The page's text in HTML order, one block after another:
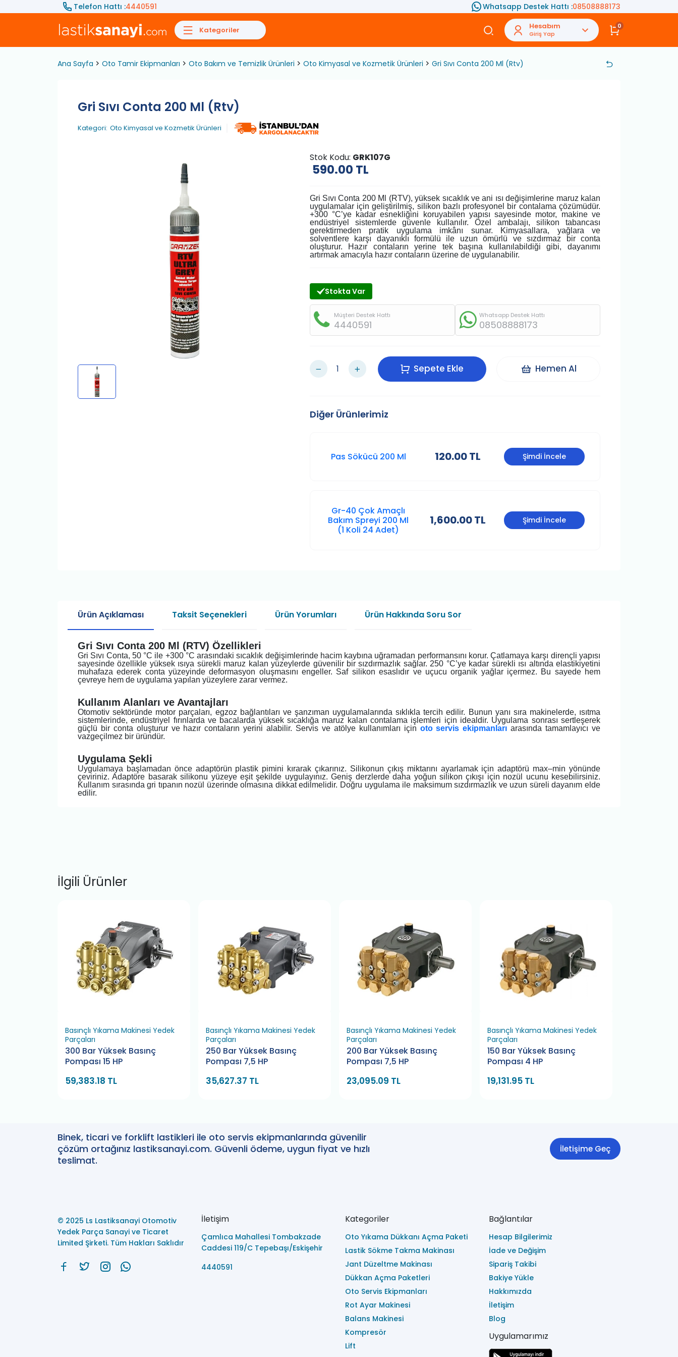
Telefon Hattı :4440591 Whatsapp Destek Hattı :08508888173
Kategoriler Hesabım
Giriş Yap
0
Ana Sayfa Oto Tamir Ekipmanları Oto Bakım ve Temizlik Ürünleri Oto Kimyasal ve Kozmetik Ürünleri Gri Sıvı Conta 200 Ml (Rtv)
Gri Sıvı Conta 200 Ml (Rtv)
Kategori: Oto Kimyasal ve Kozmetik Ürünleri
Stok Kodu: GRK107G
590.00 TL
Gri Sıvı Conta 200 Ml (RTV), yüksek sıcaklık ve ani ısı değişimlerine maruz kalan
uygulamalar için geliştirilmiş, silikon bazlı profesyonel bir contalama çözümüdür.
+300 °C’ye kadar esnekliğini koruyabilen yapısı sayesinde motor, makine ve
endüstriyel sistemlerde güvenle kullanılır. Özel ambalajı, silikon tabancası
gerektirmeden pratik uygulama imkânı sunar. Kimyasallara, yağlara ve
solventlere karşı dayanıklı formülü ile uzun ömürlü ve sızdırmaz bir conta
oluşturur. Hazır contaların yerine tek başına kullanılabildiği gibi, dayanımı
artırmak amacıyla hazır contaların üzerine de uygulanabilir.
Stokta Var
Müşteri Destek Hattı
4440591
Whatsapp Destek Hattı
08508888173
Sepete Ekle Hemen Al
Diğer Ürünlerimiz
Pas Sökücü 200 Ml 120.00 TL Şimdi İncele
Gr-40 Çok Amaçlı
Bakım Spreyi 200 Ml
(1 Koli 24 Adet)
1,600.00 TL Şimdi İncele
Ürün Açıklaması Taksit Seçenekleri Ürün Yorumları Ürün Hakkında Soru Sor
Gri Sıvı Conta 200 Ml (RTV) Özellikleri
Gri Sıvı Conta, 50 °C ile +300 °C arasındaki sıcaklık değişimlerinde hacim kaybına uğramadan performansını korur. Çatlamaya karşı dirençli yapısı
sayesinde özellikle yüksek ısıya sürekli maruz kalan yüzeylerde güvenilir bir sızdırmazlık sağlar. 250 °C’ye kadar sürekli ısı altında elastikiyetini
muhafaza ederek conta yüzeyinde deformasyon oluşmasını engeller. Saf silikon esaslıdır ve uçucu organik yağlar içermez. Bu sayede hem
çevreye hem de uygulama yapılan yüzeylere zarar vermez.
Kullanım Alanları ve Avantajları
Otomotiv sektöründe motor parçaları, egzoz bağlantıları ve şanzıman uygulamalarında sıklıkla tercih edilir. Bunun yanı sıra makinelerde, ısıtma
sistemlerinde, endüstriyel fırınlarda ve bacalarda yüksek sıcaklığa maruz kalan contalama işlemleri için idealdir. Uygulama sonrası sertleşerek
güçlü bir conta oluşturur ve hazır contaların yerini alabilir. Servis ve atölye kullanımları için oto servis ekipmanları arasında tamamlayıcı ve
vazgeçilmez bir üründür.
Uygulama Şekli
Uygulamaya başlamadan önce adaptörün plastik pimini kırarak çıkarınız. Silikonun çıkış miktarını ayarlamak için adaptörü max–min yönünde
çeviriniz. Adaptöre basarak silikonu yüzeye eşit şekilde uygulayınız. Geniş derzlerde daha yoğun silikon çıkışı için nozül ucunu kesebilirsiniz.
Kullanım sırasında gri tıpanın nozül üzerinde olmasına dikkat edilmelidir. Doğru uygulama ile maksimum sızdırmazlık ve uzun süreli dayanım elde
edilir.
İlgili Ürünler
Basınçlı Yıkama Makinesi Yedek
Parçaları
300 Bar Yüksek Basınç
Pompası 15 HP
59,383.18 TL
Basınçlı Yıkama Makinesi Yedek
Parçaları
250 Bar Yüksek Basınç
Pompası 7,5 HP
35,627.37 TL
Basınçlı Yıkama Makinesi Yedek
Parçaları
200 Bar Yüksek Basınç
Pompası 7,5 HP
23,095.09 TL
Basınçlı Yıkama Makinesi Yedek
Parçaları
150 Bar Yüksek Basınç
Pompası 4 HP
19,131.95 TL
Binek, ticari ve forklift lastikleri ile oto servis ekipmanlarında güvenilir
çözüm ortağınız lastiksanayi.com. Güvenli ödeme, uygun fiyat ve hızlı
teslimat.
İletişime Geç
© 2025 Ls Lastiksanayi Otomotiv
Yedek Parça Sanayi ve Ticaret
Limited Şirketi. Tüm Hakları Saklıdır
İletişim
Çamlıca Mahallesi Tombakzade
Caddesi 119/C Tepebaşı/Eskişehir
4440591
Kategoriler
Oto Yıkama Dükkanı Açma Paketi
Lastik Sökme Takma Makinası
Jant Düzeltme Makinası
Dükkan Açma Paketleri
Oto Servis Ekipmanları
Rot Ayar Makinesi
Balans Makinesi
Kompresör
Lift
Bağlantılar
Hesap Bilgilerimiz
İade ve Değişim
Sipariş Takibi
Bakiye Yükle
Hakkımızda
İletişim
Blog
Uygulamarımız